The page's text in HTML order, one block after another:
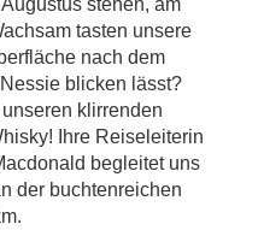
stehen, am
tasten unsere
nach dem
blicken lässt?
klirrenden
Ihre Reiseleiterin
begleitet uns
der buchtenreichen